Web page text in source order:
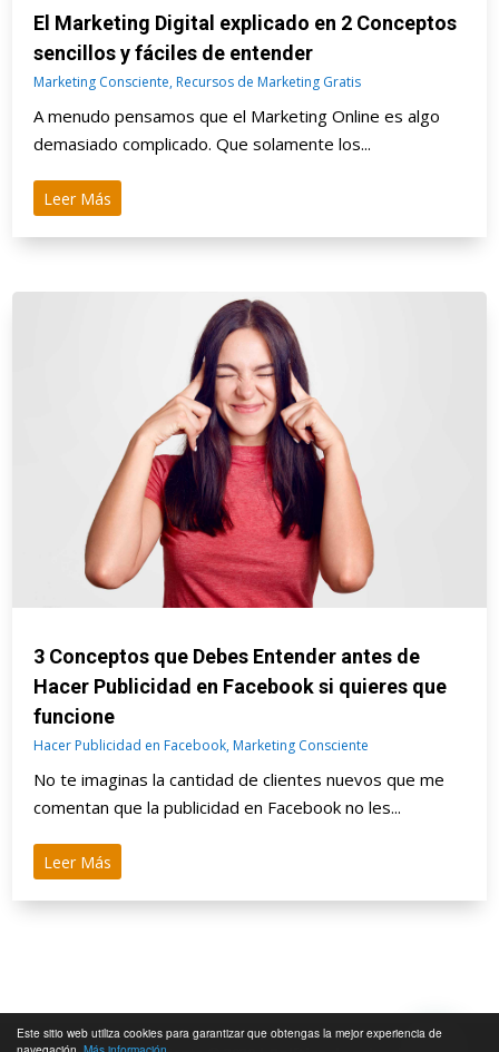
Este sitio web utiliza cookies para garantizar que obtengas la mejor experiencia de
El Marketing Digital explicado en 2 Conceptos
sencillos y fáciles de entender
Marketing Consciente, Recursos de Marketing Gratis
A menudo pensamos que el Marketing Online es algo
demasiado complicado. Que solamente los...
Leer Más
3 Conceptos que Debes Entender antes de
Hacer Publicidad en Facebook si quieres que
funcione
Hacer Publicidad en Facebook, Marketing Consciente
No te imaginas la cantidad de clientes nuevos que me
comentan que la publicidad en Facebook no les...
Leer Más